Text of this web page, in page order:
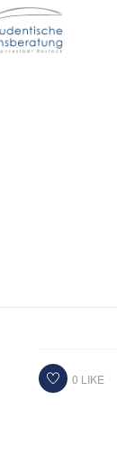
0 LIKE